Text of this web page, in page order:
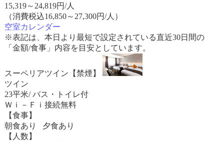
15,319～ 24,819円/人
（消費税込16,850～27,300円/人）
空室カレンダー
※表記は、本日より最短で設定されている直近30日間の
「金額/食事」内容を目安としています。
スーペリアツイン【禁煙】
ツイン
23平米/ バス・トイレ付
Ｗｉ－Ｆｉ接続無料
【食事】
朝食あり 夕食あり
【人数】